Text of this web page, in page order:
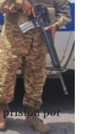
prisión por